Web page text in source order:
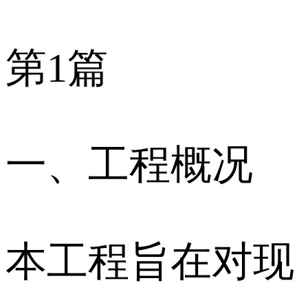
第1篇
一、工程概况
本工程旨在对现